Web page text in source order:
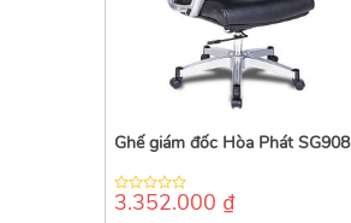
Ghế giám đốc Hòa Phát SG908
0
3.352.000 ₫